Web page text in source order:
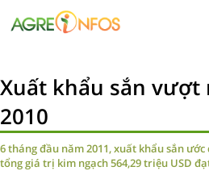
Xuất khẩu sắn vượt
2010
6 tháng đầu năm 2011, xuất khẩu sắn
tổng giá trị kim ngạch 564,29 triệu USD